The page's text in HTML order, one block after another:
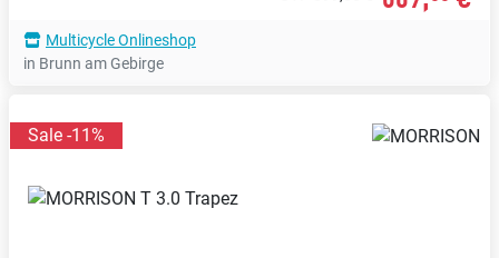
Multicycle Onlineshop
in Brunn am Gebirge
Sale -11%